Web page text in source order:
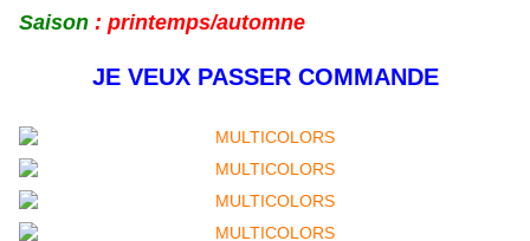
Saison : printemps/automne
JE VEUX PASSER COMMANDE